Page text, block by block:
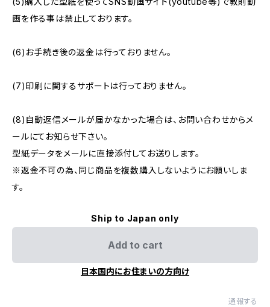
画を作る事は禁止しております。
(6)お手続き後の返金は行っておりません。
(7)印刷に関するサポートは行っておりません。
(8)自動返信メールが届かなかった場合は、お問い合わせからメ
ールにてお知らせ下さい。
型紙データをメールに直接添付してお送りします。
※返金不可の為、同じ商品を複数購入しないようにお願いしま
す。
Ship to Japan only
Add to cart
日本国内にお住まいの方向け
通報する